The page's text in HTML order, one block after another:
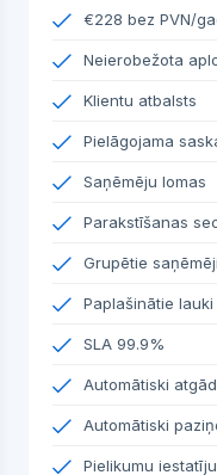
€228 bez PVN/
Neierobežota
Klientu atbalsts
Pielāgojama
Saņēmēju lomas
Parakstīšanas
Grupētie saņēmēji
Paplašinātie lauki
SLA 99.9%
Automātiski
Automātiski
Pielikumu